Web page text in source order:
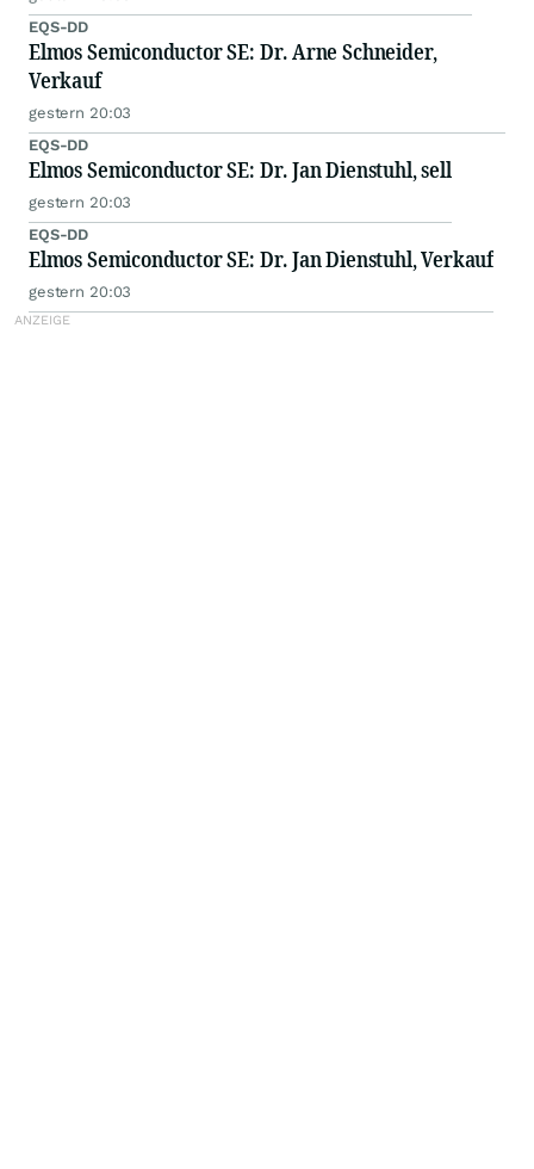
EQS-DD
Elmos Semiconductor SE: Dr. Arne Schneider,
Verkauf
gestern 20:03
EQS-DD
Elmos Semiconductor SE: Dr. Jan Dienstuhl, sell
gestern 20:03
EQS-DD
Elmos Semiconductor SE: Dr. Jan Dienstuhl, Verkauf
gestern 20:03